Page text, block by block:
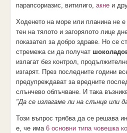
парапсориазис, витилиго, акнеи
Ходенето на море или планина не
тен на тялото и загорялото лице
показател за добро здраве. Но се
стремежа си да получат
излагат без контрол,
изгарят. През последните години
предупреждават за вредните
слънчево облъчване. И така
"Да се излагаме ли на слънце или
Този въпрос трябва да се решава
е, че има 6 основни типа човешка